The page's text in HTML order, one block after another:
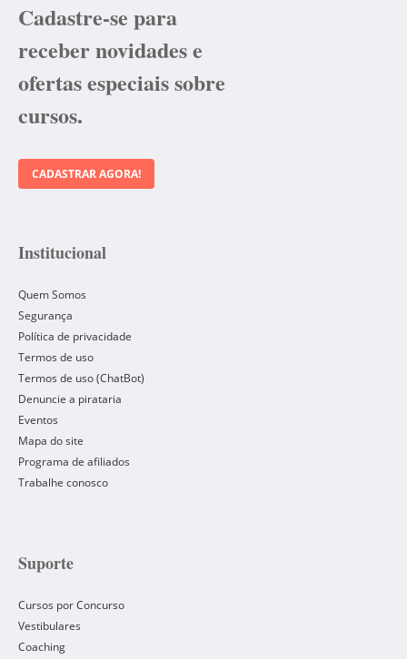
Cadastre-se para
receber novidades e
ofertas especiais sobre
cursos.
CADASTRAR AGORA!
Institucional
Quem Somos
Segurança
Política de privacidade
Termos de uso
Termos de uso (ChatBot)
Denuncie a pirataria
Eventos
Mapa do site
Programa de afiliados
Trabalhe conosco
Suporte
Cursos por Concurso
Vestibulares
Coaching